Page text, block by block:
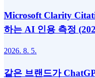
Microsoft Clarity
하는 AI 인용 측정
2026. 8. 5.
같은 브랜드가